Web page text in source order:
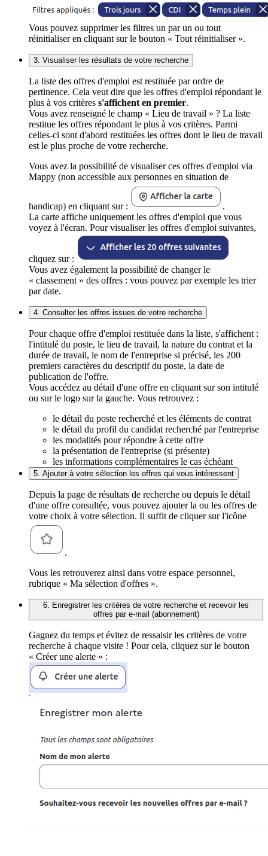
Vous pouvez supprimer les filtres un par un ou tout
réinitialiser en cliquant sur le bouton « Tout réinitialiser ».
3. Visualiser les résultats de votre recherche
La liste des offres d'emploi est restituée par ordre de
pertinence. Cela veut dire que les offres d'emploi répondant le
plus à vos critères s'affichent en premier.
Vous avez renseigné le champ « Lieu de travail » ? La liste
restitue les offres répondant le plus à vos critères. Parmi
celles-ci sont d'abord restituées les offres dont le lieu de travail
est le plus proche de votre recherche.
Vous avez la possibilité de visualiser ces offres d'emploi via
Mappy (non accessible aux personnes en situation de
handicap) en cliquant sur :
.
La carte affiche uniquement les offres d'emploi que vous
voyez à l'écran. Pour visualiser les offres d'emploi suivantes,
cliquez sur :
Vous avez également la possibilité de changer le
« classement » des offres : vous pouvez par exemple les trier
par date.
4. Consulter les offres issues de votre recherche
Pour chaque offre d'emploi restituée dans la liste, s'affichent :
l'intitulé du poste, le lieu de travail, la nature du contrat et la
durée de travail, le nom de l'entreprise si précisé, les 200
premiers caractères du descriptif du poste, la date de
publication de l'offre.
Vous accédez au détail d'une offre en cliquant sur son intitulé
ou sur le logo sur la gauche. Vous retrouvez :
le détail du poste recherché et les éléments de contrat
le détail du profil du candidat recherché par l'entreprise
les modalités pour répondre à cette offre
la présentation de l'entreprise (si présente)
les informations complémentaires le cas échéant
5. Ajouter à votre sélection les offres qui vous intéressent
Depuis la page de résultats de recherche ou depuis le détail
d'une offre consultée, vous pouvez ajouter la ou les offres de
votre choix à votre sélection. Il suffit de cliquer sur l'icône
.
Vous les retrouverez ainsi dans votre espace personnel,
rubrique « Ma sélection d'offres ».
6. Enregistrer les critères de votre recherche et recevoir les
offres par e-mail (abonnement)
Gagnez du temps et évitez de ressaisir les critères de votre
recherche à chaque visite ! Pour cela, cliquez sur le bouton
« Créer une alerte » :